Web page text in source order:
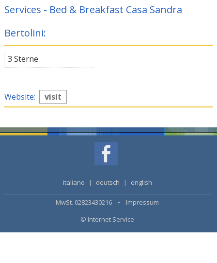
Services - Bed & Breakfast Casa Sandra
Bertolini:
3 Sterne
Website: visit
italiano | deutsch | english
MwSt. 02823430216 • Impressum
© Internet Service